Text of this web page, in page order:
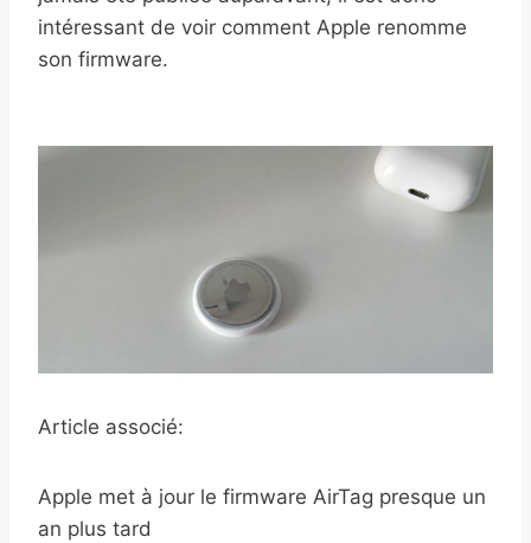
intéressant de voir comment Apple renomme
son firmware.
Article associé:
Apple met à jour le firmware AirTag presque un
an plus tard